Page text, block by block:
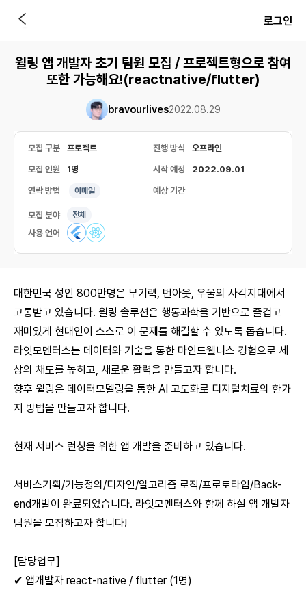
로그인
윌링 앱 개발자 초기 팀원 모집 / 프로젝트형으로 참여
또한 가능해요!(reactnative/flutter)
bravourlives2022.08.29
모집 구분 프로젝트 진행 방식 오프라인
모집 인원 1명 시작 예정 2022.09.01
연락 방법 이메일 예상 기간
모집 분야 전체
사용 언어
대한민국 성인 800만명은 무기력, 번아웃, 우울의 사각지대에서
고통받고 있습니다. 윌링 솔루션은 행동과학을 기반으로 즐겁고
재미있게 현대인이 스스로 이 문제를 해결할 수 있도록 돕습니다.
라잇모멘터스는 데이터와 기술을 통한 마인드웰니스 경험으로 세
상의 채도를 높히고, 새로운 활력을 만들고자 합니다.
향후 윌링은 데이터모델링을 통한 AI 고도화로 디지털치료의 한가
지 방법을 만들고자 합니다.
현재 서비스 런칭을 위한 앱 개발을 준비하고 있습니다.
서비스기획/기능정의/디자인/알고리즘 로직/프로토타입/Back-
end개발이 완료되었습니다. 라잇모멘터스와 함께 하실 앱 개발자
팀원을 모집하고자 합니다!
[담당업무]
✔ 앱개발자 react-native / flutter (1명)